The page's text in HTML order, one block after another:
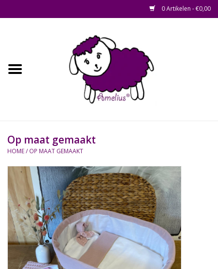
0 Artikelen - €0,00
Afscheid op maat
Waterhyacint
Hout
Watermethode /
Afscheidsbox
Natuurbegraven
Allerlei
Op maat gemaakt
HOME/ OP MAAT GEMAAKT